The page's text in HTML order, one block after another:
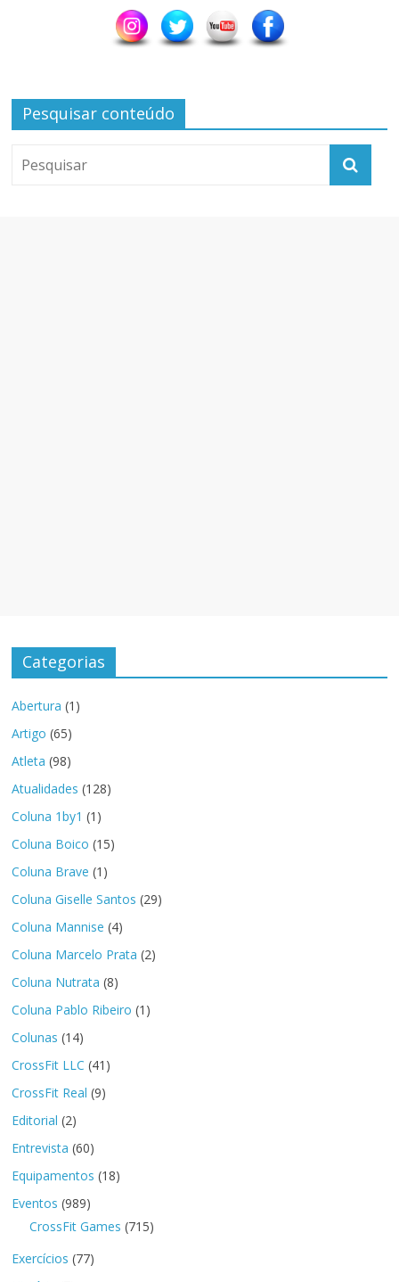
Pesquisar conteúdo
Categorias
Abertura (1)
Artigo (65)
Atleta (98)
Atualidades (128)
Coluna 1by1 (1)
Coluna Boico (15)
Coluna Brave (1)
Coluna Giselle Santos (29)
Coluna Mannise (4)
Coluna Marcelo Prata (2)
Coluna Nutrata (8)
Coluna Pablo Ribeiro (1)
Colunas (14)
CrossFit LLC (41)
CrossFit Real (9)
Editorial (2)
Entrevista (60)
Equipamentos (18)
Eventos (989)
CrossFit Games (715)
Exercícios (77)